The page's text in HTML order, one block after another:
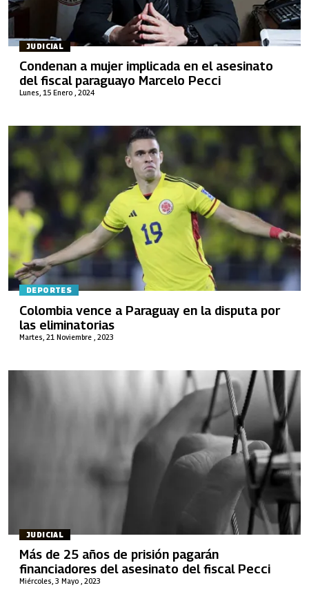
JUDICIAL
Lunes, 15 Enero , 2024
Condenan a mujer implicada en el asesinato
del fiscal paraguayo Marcelo Pecci
DEPORTES
Martes, 21 Noviembre , 2023
Colombia vence a Paraguay en la disputa por
las eliminatorias
JUDICIAL
Miércoles, 3 Mayo , 2023
Más de 25 años de prisión pagarán
financiadores del asesinato del fiscal Pecci